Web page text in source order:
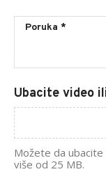
Ubacite video
Možete da
više od 25 MB.